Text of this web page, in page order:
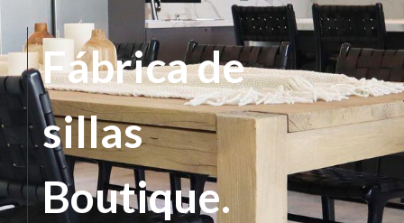
Fábrica de
sillas
Boutique.